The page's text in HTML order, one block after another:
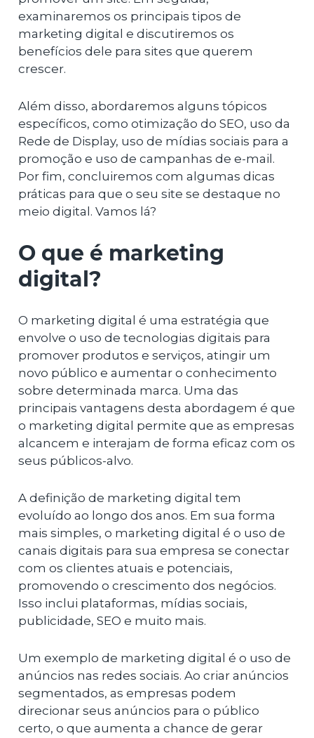
examinaremos os principais tipos de
marketing digital e discutiremos os
benefícios dele para sites que querem
crescer.
Além disso, abordaremos alguns tópicos
específicos, como otimização do SEO, uso da
Rede de Display, uso de mídias sociais para a
promoção e uso de campanhas de e-mail.
Por fim, concluiremos com algumas dicas
práticas para que o seu site se destaque no
meio digital. Vamos lá?
O que é marketing
digital?
O marketing digital é uma estratégia que
envolve o uso de tecnologias digitais para
promover produtos e serviços, atingir um
novo público e aumentar o conhecimento
sobre determinada marca. Uma das
principais vantagens desta abordagem é que
o marketing digital permite que as empresas
alcancem e interajam de forma eficaz com os
seus públicos-alvo.
A definição de marketing digital tem
evoluído ao longo dos anos. Em sua forma
mais simples, o marketing digital é o uso de
canais digitais para sua empresa se conectar
com os clientes atuais e potenciais,
promovendo o crescimento dos negócios.
Isso inclui plataformas, mídias sociais,
publicidade, SEO e muito mais.
Um exemplo de marketing digital é o uso de
anúncios nas redes sociais. Ao criar anúncios
segmentados, as empresas podem
direcionar seus anúncios para o público
certo, o que aumenta a chance de gerar